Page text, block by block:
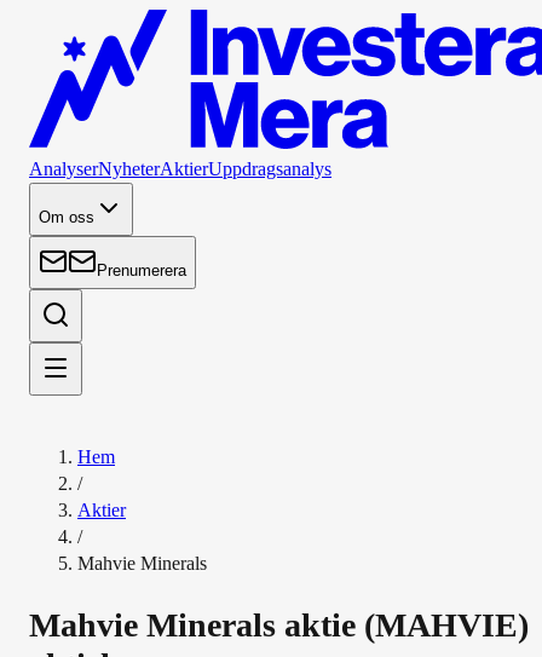
AnalyserNyheterAktierUppdragsanalys
Om oss
Prenumerera
Hem
/
Aktier
/
Mahvie Minerals
Mahvie Minerals aktie (MAHVIE)